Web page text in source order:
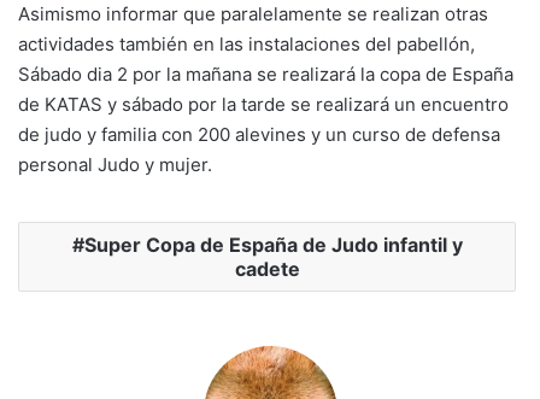
Asimismo informar que paralelamente se realizan otras
actividades también en las instalaciones del pabellón,
Sábado dia 2 por la mañana se realizará la copa de España
de KATAS y sábado por la tarde se realizará un encuentro
de judo y familia con 200 alevines y un curso de defensa
personal Judo y mujer.
Super Copa de España de Judo infantil y
cadete